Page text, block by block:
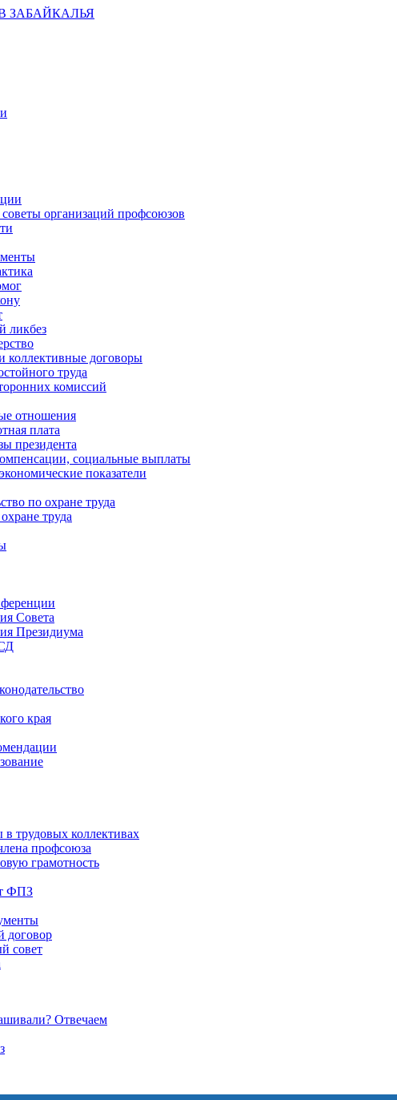
ЗАБАЙКАЛЬЯ
организаций профсоюзов
ликбез
коллективные договоры
труда
комиссий
отношения
плата
президента
социальные выплаты
показатели
по охране труда
труда
Совета
Президиума
края
трудовых коллективах
профсоюза
грамотность
ФПЗ
договор
совет
Отвечаем